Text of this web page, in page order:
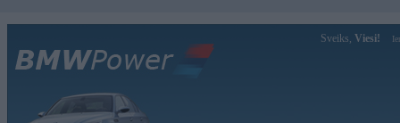
Sveiks, Viesi!